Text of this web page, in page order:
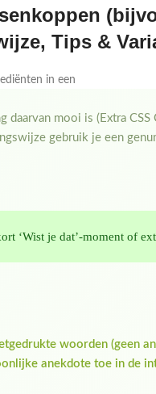
Tips &
in een
daarvan mooi is (Extra CSS
gebruik je een
‘Wist je dat’-moment of
woorden (geen
anekdote toe in de